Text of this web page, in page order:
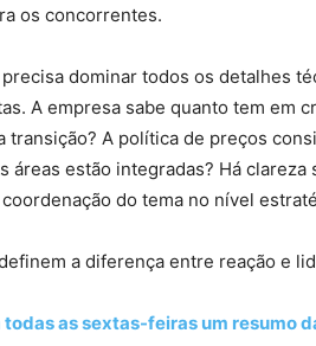
os concorrentes.
dominar todos os detalhes
A empresa sabe quanto tem em
transição? A política de preços
áreas estão integradas? Há
do tema no nível
a diferença entre reação e
todas as sextas-feiras um resumo